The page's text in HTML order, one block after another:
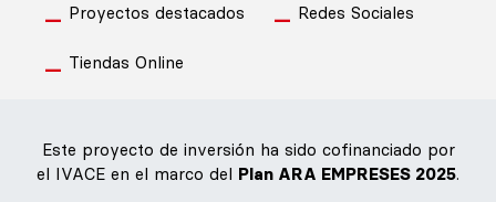
Proyectos destacados Redes Sociales
Tiendas Online
Este proyecto de inversión ha sido cofinanciado por
el IVACE en el marco del Plan ARA EMPRESES 2025.